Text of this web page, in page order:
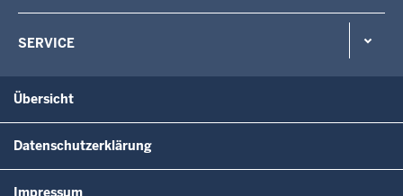
SERVICE
Übersicht
Datenschutzerklärung
Impressum